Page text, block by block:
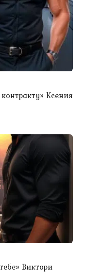
Ксения
Виктори